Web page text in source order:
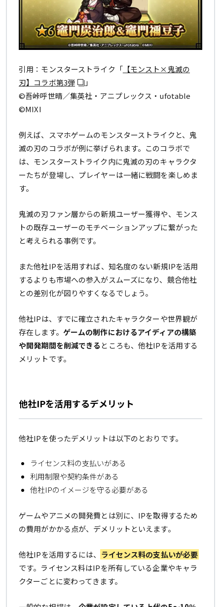
引用：モンスターストライク「【モンスト×鬼滅の
刃】コラボ第3弾
」
©吾峠呼世晴／集英社・アニプレックス・ufotable
©MIXI
例えば、スマホゲームのモンスターストライクと、鬼
滅の刃のコラボが例に挙げられます。このコラボで
は、モンスターストライク内に鬼滅の刃のキャラクタ
ーたちが登場し、プレイヤーは一緒に戦闘を楽しめま
す。
鬼滅の刃ファン層からの新規ユーザー獲得や、モンス
トの既存ユーザーのモチベーションアップに繋がった
と考えられる事例です。
また他社IPを活用すれば、知名度のない新規IPを活用
するよりも市場への参入がスムーズになり、競合他社
との差別化が図りやすくなるでしょう。
他社IPは、すでに確立されたキャラクターや世界観が
存在します。 ゲームの制作におけるアイディアの構築
や開発期間を削減できる ところも、他社IPを活用する
メリットです。
他社IPを活用するデメリット
他社IPを使ったデメリットは以下のとおりです。
ライセンス料の支払いがある
利用制限や契約条件がある
他社IPのイメージを守る必要がある
ゲームやアニメの開発費とは別に、IPを取得するため
の費用がかかる点が、デメリットといえます。
他社IPを活用するには、 ライセンス料の支払いが必要
です。ライセンス料はIPを所有している企業やキャラ
クターごとに変わってきます。